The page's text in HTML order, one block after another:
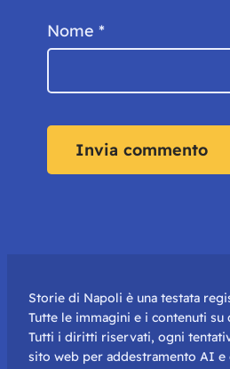
Nome *
Storie di Napoli è una testata
Tutte le immagini e i contenuti
Tutti i diritti riservati, ogni
sito web per addestramento AI